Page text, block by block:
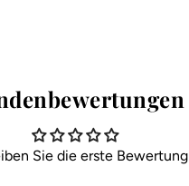
Sie die erste Bewertung